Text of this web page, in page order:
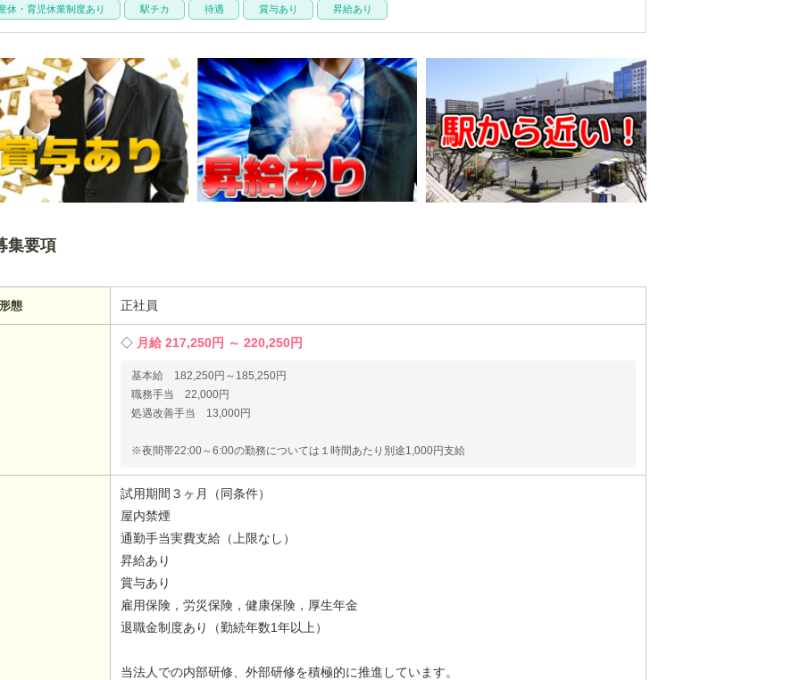
休・育児休業制度あり 駅チカ 待遇 賞与あり 昇給あり
集要項
態 正社員
月給 217,250円 ～ 220,250円
基本給 182,250円～185,250円
職務手当 22,000円
処遇改善手当 13,000円
※夜間帯22:00～6:00の勤務については１時間あたり別途1,000円支給
試用期間３ヶ月（同条件）
屋内禁煙
通勤手当実費支給（上限なし）
昇給あり
賞与あり
雇用保険，労災保険，健康保険，厚生年金
退職金制度あり（勤続年数1年以上）
当法人での内部研修、外部研修を積極的に推進しています。